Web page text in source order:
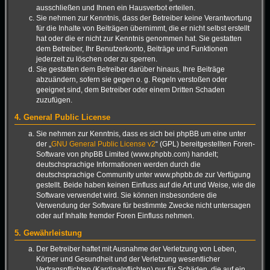
ausschließen und Ihnen ein Hausverbot erteilen.
Sie nehmen zur Kenntnis, dass der Betreiber keine Verantwortung
für die Inhalte von Beiträgen übernimmt, die er nicht selbst erstellt
hat oder die er nicht zur Kenntnis genommen hat. Sie gestatten
dem Betreiber, Ihr Benutzerkonto, Beiträge und Funktionen
jederzeit zu löschen oder zu sperren.
Sie gestatten dem Betreiber darüber hinaus, Ihre Beiträge
abzuändern, sofern sie gegen o. g. Regeln verstoßen oder
geeignet sind, dem Betreiber oder einem Dritten Schaden
zuzufügen.
4. General Public License
Sie nehmen zur Kenntnis, dass es sich bei phpBB um eine unter
der „ GNU General Public License v2“ (GPL) bereitgestellten Foren-
Software von phpBB Limited (www.phpbb.com) handelt;
deutschsprachige Informationen werden durch die
deutschsprachige Community unter www.phpbb.de zur Verfügung
gestellt. Beide haben keinen Einfluss auf die Art und Weise, wie die
Software verwendet wird. Sie können insbesondere die
Verwendung der Software für bestimmte Zwecke nicht untersagen
oder auf Inhalte fremder Foren Einfluss nehmen.
5. Gewährleistung
Der Betreiber haftet mit Ausnahme der Verletzung von Leben,
Körper und Gesundheit und der Verletzung wesentlicher